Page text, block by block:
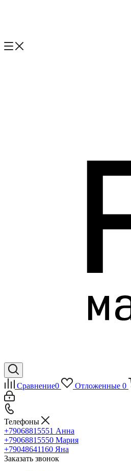
Сравнение0 Отложенные 0
Телефоны
+79068815551 Анна
+79068815550 Мария
+79048641160 Яна
Заказать звонок